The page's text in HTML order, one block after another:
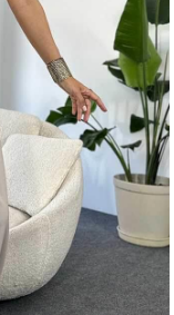
korunmasını, sms ve
ediyorum.